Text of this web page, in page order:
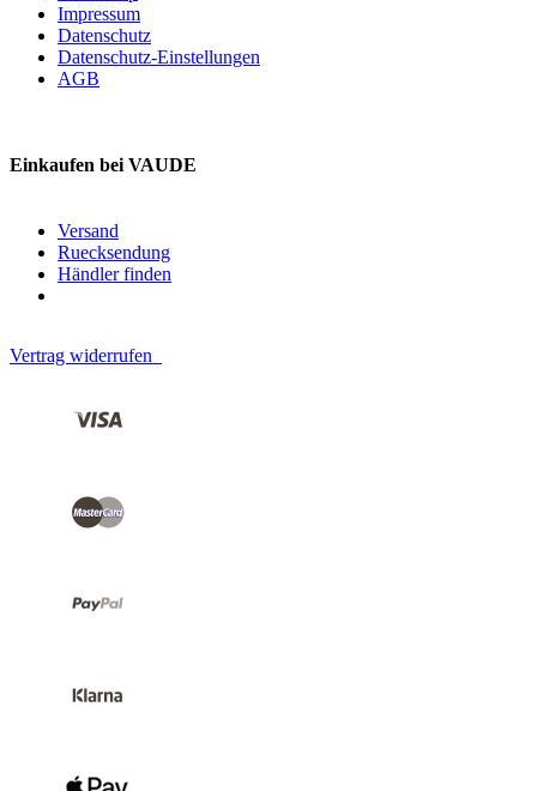
Impressum
Datenschutz
Datenschutz-Einstellungen
AGB
Einkaufen bei VAUDE
Versand
Ruecksendung
Händler finden
Vertrag widerrufen